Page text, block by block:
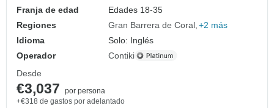
Franja de edad
Edades 18-35
Regiones
Gran Barrera de Coral +2 más
Idioma
Solo: Inglés
Operador
Contiki
Desde
€3,037
por persona
+€318 de gastos por adelantado